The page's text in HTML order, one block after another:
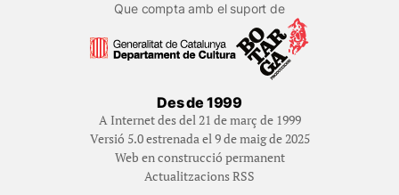
Que compta amb el suport de
Des de 1999
A Internet des del 21 de març de 1999
Versió 5.0 estrenada el 9 de maig de 2025
Web en construcció permanent
Actualitzacions RSS